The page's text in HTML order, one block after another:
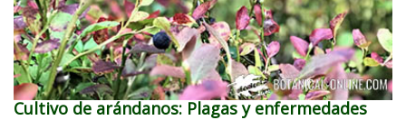
Cultivo de arándanos: Plagas y enfermedades